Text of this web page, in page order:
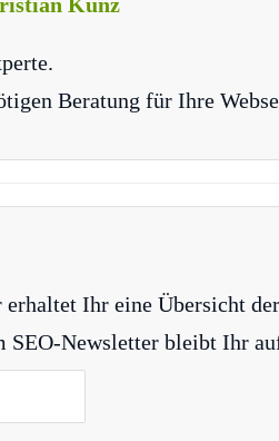
Kunz
Beratung für Ihre
Ihr eine Übersicht
SEO-Newsletter bleibt Ihr